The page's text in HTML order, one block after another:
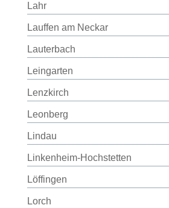
Lahr
Lauffen am Neckar
Lauterbach
Leingarten
Lenzkirch
Leonberg
Lindau
Linkenheim-Hochstetten
Löffingen
Lorch